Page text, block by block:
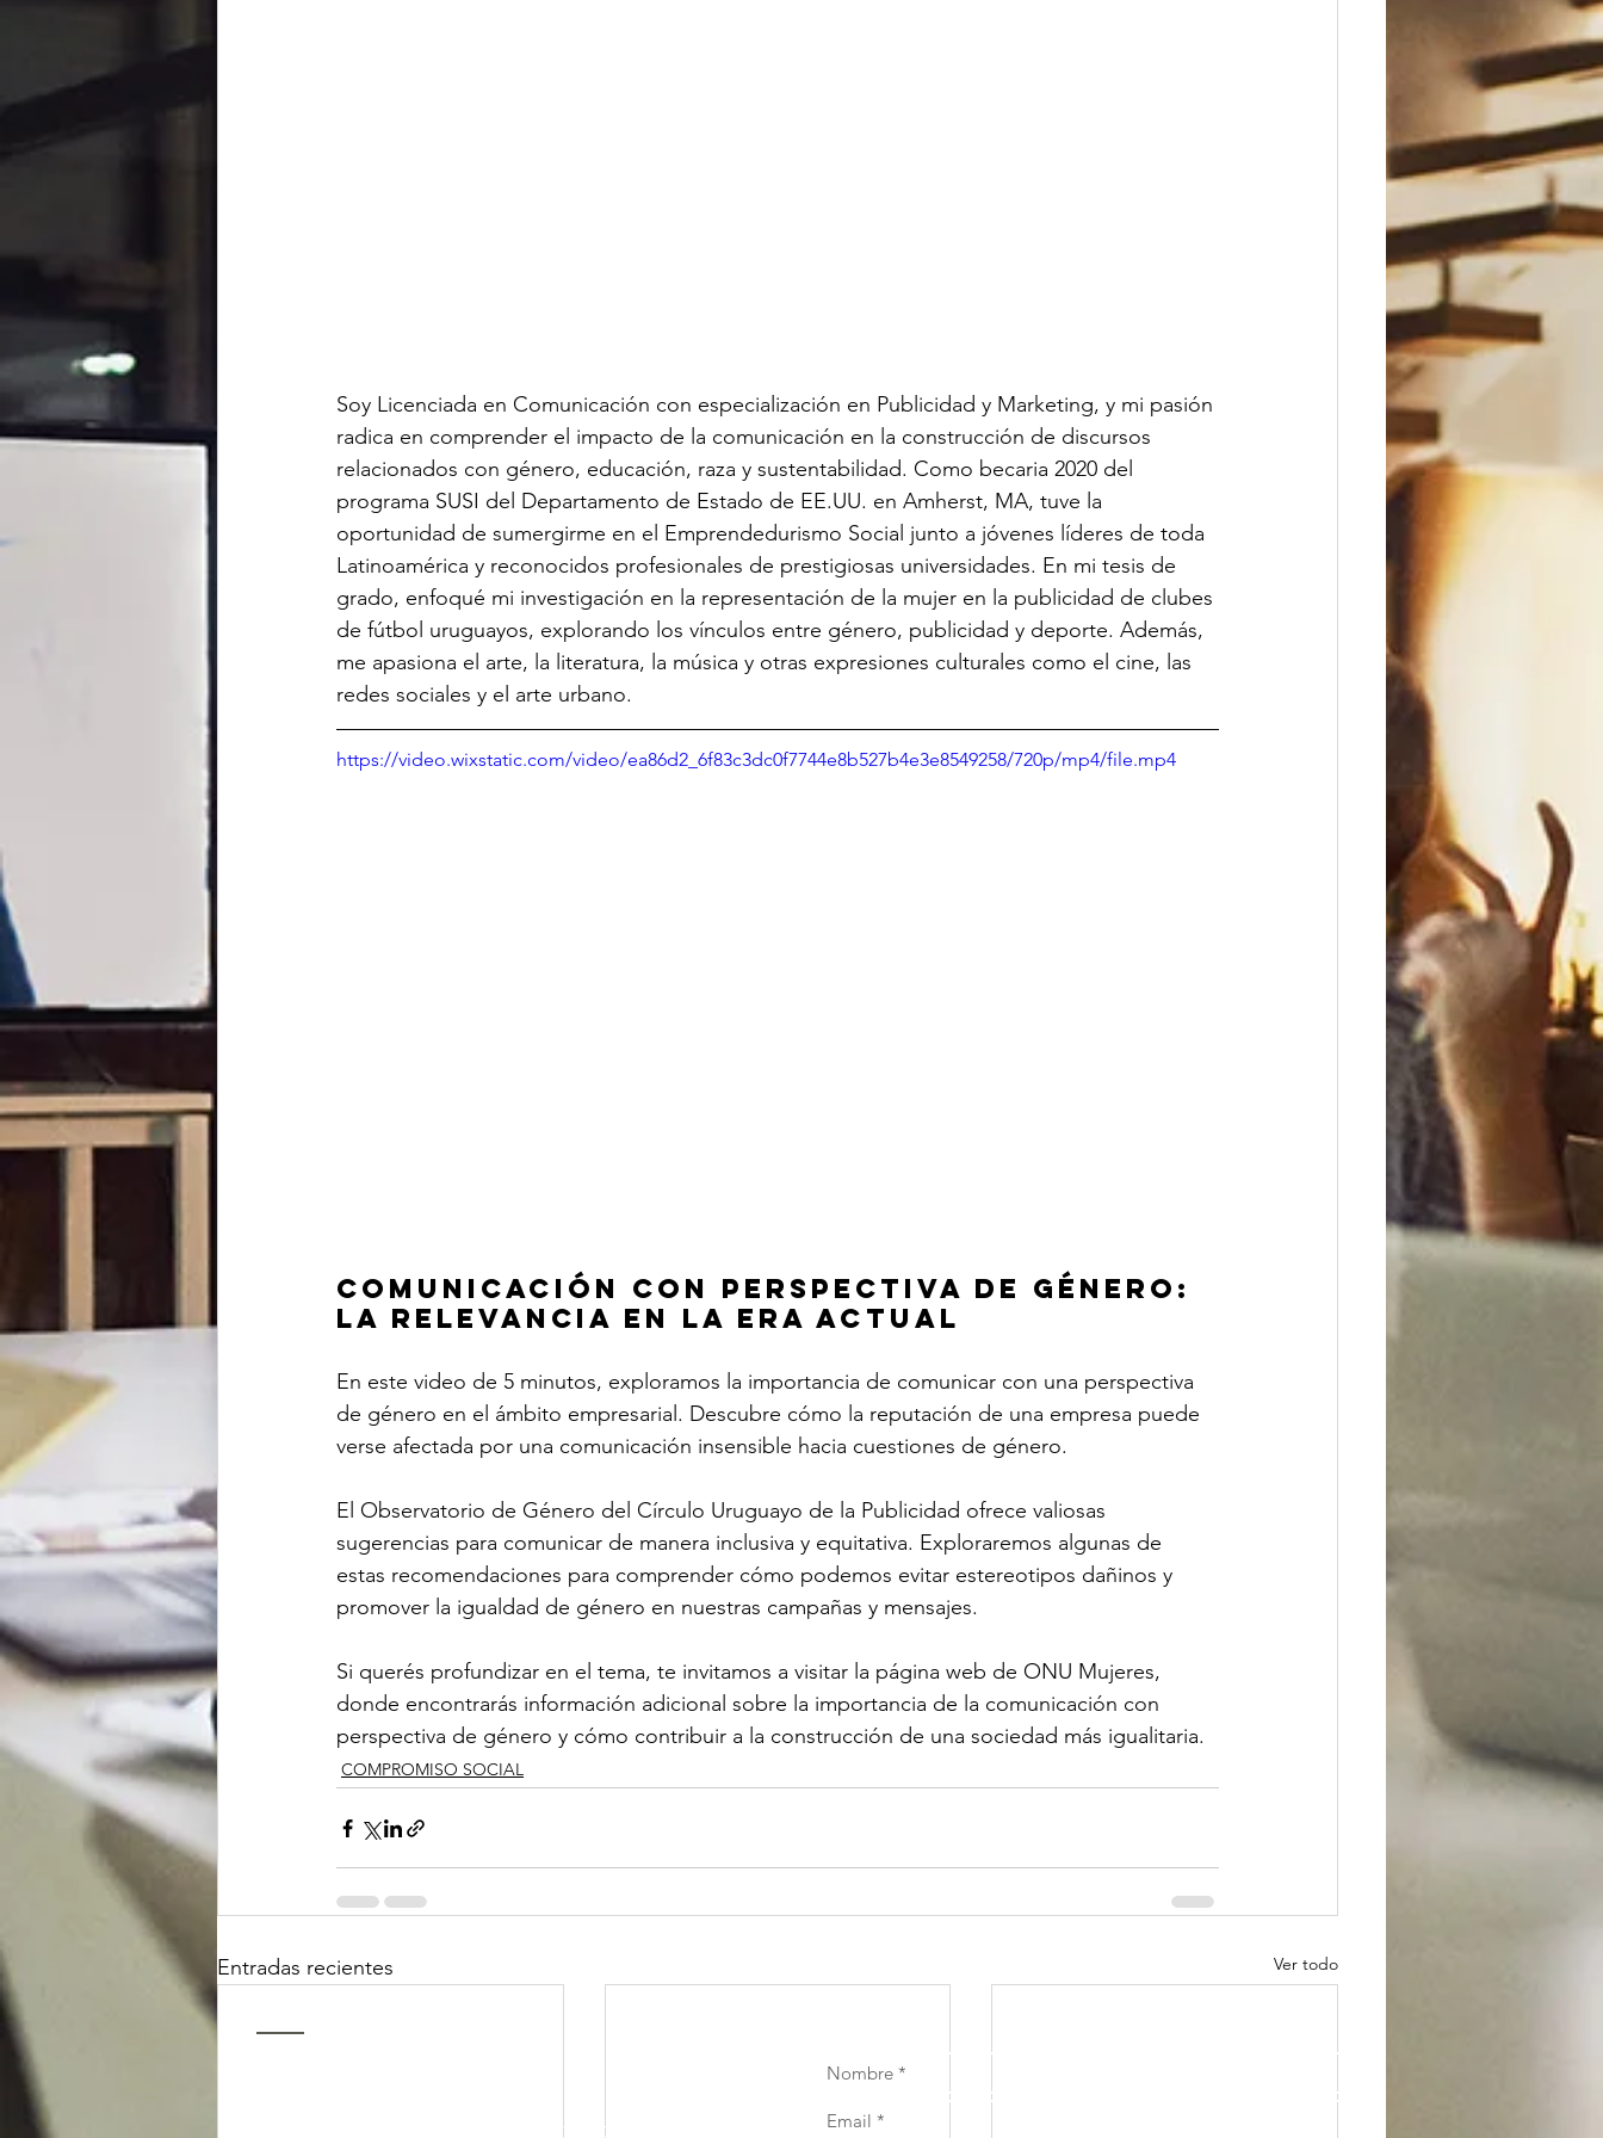
Soy Licenciada en Comunicación con especialización en Publicidad y Marketing, y mi pasión
radica en comprender el impacto de la comunicación en la construcción de discursos
relacionados con género, educación, raza y sustentabilidad. Como becaria 2020 del
programa SUSI del Departamento de Estado de EE.UU. en Amherst, MA, tuve la
oportunidad de sumergirme en el Emprendedurismo Social junto a jóvenes líderes de toda
Latinoamérica y reconocidos profesionales de prestigiosas universidades. En mi tesis de
grado, enfoqué mi investigación en la representación de la mujer en la publicidad de clubes
de fútbol uruguayos, explorando los vínculos entre género, publicidad y deporte. Además,
me apasiona el arte, la literatura, la música y otras expresiones culturales como el cine, las
redes sociales y el arte urbano.
https://video.wixstatic.com/video/ea86d2_6f83c3dc0f7744e8b527b4e3e8549258/720p/mp4/file.mp4
Comunicación con Perspectiva de Género:
La Relevancia en la Era Actual
En este video de 5 minutos, exploramos la importancia de comunicar con una perspectiva
de género en el ámbito empresarial. Descubre cómo la reputación de una empresa puede
verse afectada por una comunicación insensible hacia cuestiones de género.
El Observatorio de Género del Círculo Uruguayo de la Publicidad ofrece valiosas
sugerencias para comunicar de manera inclusiva y equitativa. Exploraremos algunas de
estas recomendaciones para comprender cómo podemos evitar estereotipos dañinos y
promover la igualdad de género en nuestras campañas y mensajes.
Si querés profundizar en el tema, te invitamos a visitar la página web de ONU Mujeres,
donde encontrarás información adicional sobre la importancia de la comunicación con
perspectiva de género y cómo contribuir a la construcción de una sociedad más igualitaria.
COMPROMISO SOCIAL
Entradas recientes Ver todo
Master en Dirección de Comunicación y Marketing